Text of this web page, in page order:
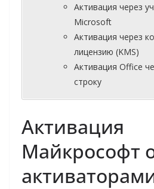
Активация через
Microsoft
Активация через
лицензию (KMS)
Активация Office
строку
Активация
Майкрософт